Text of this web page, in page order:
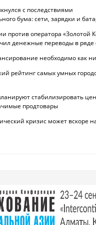
с последствиями
бума: сети, зарядки и
против оператора «Золотой
денежные переводы в ряде
необходимо как
рейтинг самых умных
стабилизировать
продтовары
кризис может вскоре